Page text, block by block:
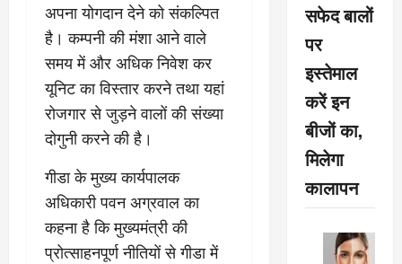
अपना योगदान देने को संकल्पित
है। कम्पनी की मंशा आने वाले
समय में और अधिक निवेश कर
यूनिट का विस्तार करने तथा यहां
रोजगार से जुड़ने वालों की संख्या
दोगुनी करने की है।
गीडा के मुख्य कार्यपालक
अधिकारी पवन अग्रवाल का
कहना है कि मुख्यमंत्री की
प्रोत्साहनपूर्ण नीतियों से गीडा में
सफेद बालों
पर
इस्तेमाल
करें इन
बीजों का,
मिलेगा
कालापन